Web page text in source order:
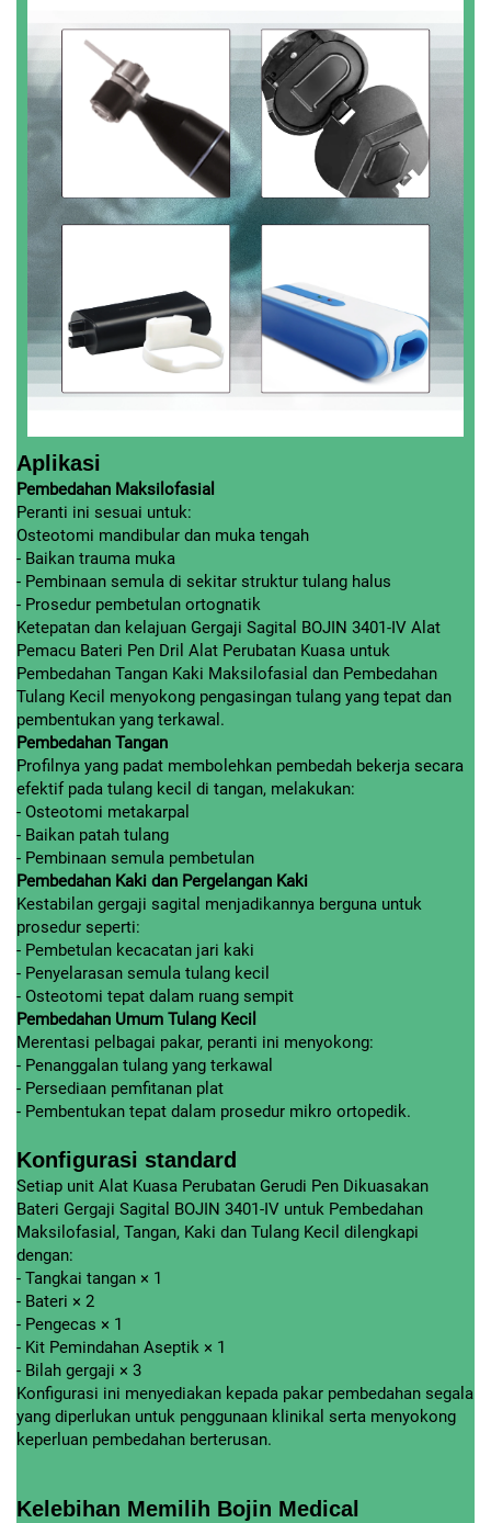
Aplikasi
Pembedahan Maksilofasial
Peranti ini sesuai untuk:
Osteotomi mandibular dan muka tengah
- Baikan trauma muka
- Pembinaan semula di sekitar struktur tulang halus
- Prosedur pembetulan ortognatik
Ketepatan dan kelajuan Gergaji Sagital BOJIN 3401-IV Alat
Pemacu Bateri Pen Dril Alat Perubatan Kuasa untuk
Pembedahan Tangan Kaki Maksilofasial dan Pembedahan
Tulang Kecil menyokong pengasingan tulang yang tepat dan
pembentukan yang terkawal.
Pembedahan Tangan
Profilnya yang padat membolehkan pembedah bekerja secara
efektif pada tulang kecil di tangan, melakukan:
- Osteotomi metakarpal
- Baikan patah tulang
- Pembinaan semula pembetulan
Pembedahan Kaki dan Pergelangan Kaki
Kestabilan gergaji sagital menjadikannya berguna untuk
prosedur seperti:
- Pembetulan kecacatan jari kaki
- Penyelarasan semula tulang kecil
- Osteotomi tepat dalam ruang sempit
Pembedahan Umum Tulang Kecil
Merentasi pelbagai pakar, peranti ini menyokong:
- Penanggalan tulang yang terkawal
- Persediaan pemfitanan plat
- Pembentukan tepat dalam prosedur mikro ortopedik.
Konfigurasi standard
Setiap unit Alat Kuasa Perubatan Gerudi Pen Dikuasakan
Bateri Gergaji Sagital BOJIN 3401-IV untuk Pembedahan
Maksilofasial, Tangan, Kaki dan Tulang Kecil dilengkapi
dengan:
- Tangkai tangan × 1
- Bateri × 2
- Pengecas × 1
- Kit Pemindahan Aseptik × 1
- Bilah gergaji × 3
Konfigurasi ini menyediakan kepada pakar pembedahan segala
yang diperlukan untuk penggunaan klinikal serta menyokong
keperluan pembedahan berterusan.
Kelebihan Memilih Bojin Medical